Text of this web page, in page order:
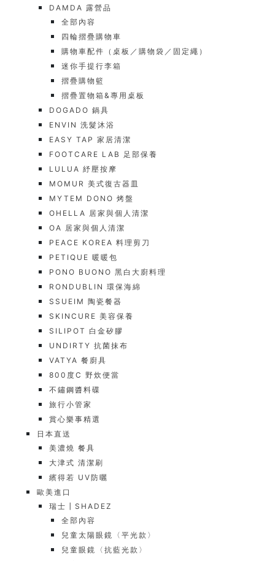
DAMDA 露營品
全部內容
四輪摺疊購物車
購物車配件（桌板／購物袋／固定繩）
迷你手提行李箱
摺疊購物籃
摺疊置物箱&專用桌板
DOGADO 鍋具
ENVIN 洗髮沐浴
EASY TAP 家居清潔
FOOTCARE LAB 足部保養
LULUA 紓壓按摩
MOMUR 美式復古器皿
MYTEM DONO 烤盤
OHELLA 居家與個人清潔
OA 居家與個人清潔
PEACE KOREA 料理剪刀
PETIQUE 暖暖包
PONO BUONO 黑白大廚料理
RONDUBLIN 環保海綿
SSUEIM 陶瓷餐器
SKINCURE 美容保養
SILIPOT 白金矽膠
UNDIRTY 抗菌抹布
VATYA 餐廚具
800度C 野炊便當
不鏽鋼醬料碟
旅行小管家
賞心樂事精選
日本直送
美濃燒 餐具
大津式 清潔刷
繽得若 UV防曬
歐美進口
瑞士┃SHADEZ
全部內容
兒童太陽眼鏡〈平光款〉
兒童眼鏡〈抗藍光款〉